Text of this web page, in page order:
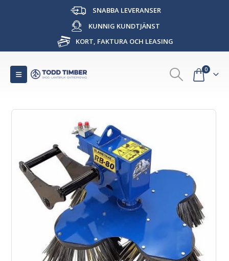
SNABBA LEVERANSER
KUNNIG KUNDTJÄNST
KORT, FAKTURA OCH LEASING
0